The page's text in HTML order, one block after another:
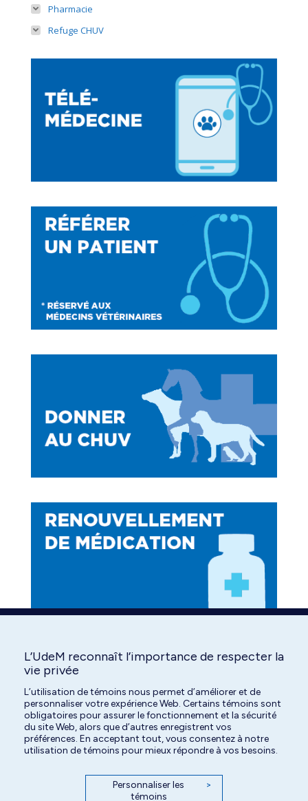
Pharmacie
Refuge CHUV
Find us on:
Facebook
page
opens
in
new
window
YouTube
page
opens
in
new
window
page
opens
in
new
window
L’UdeM reconnaît l’importance de respecter la
vie privée
L’utilisation de témoins nous permet d’améliorer et de
personnaliser votre expérience Web. Certains témoins sont
obligatoires pour assurer le fonctionnement et la sécurité
du site Web, alors que d’autres enregistrent vos
préférences. En acceptant tout, vous consentez à notre
utilisation de témoins pour mieux répondre à vos besoins.
Personnaliser les
témoins
>